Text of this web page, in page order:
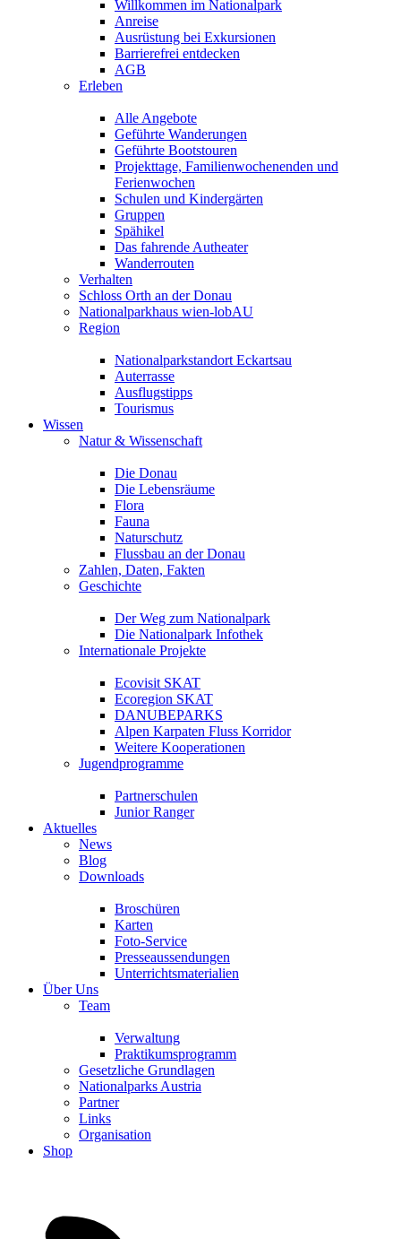
Willkommen im Nationalpark
Anreise
Ausrüstung bei Exkursionen
Barrierefrei entdecken
AGB
Erleben
Alle Angebote
Geführte Wanderungen
Geführte Bootstouren
Projekttage, Familienwochenenden und
Ferienwochen
Schulen und Kindergärten
Gruppen
Spähikel
Das fahrende Autheater
Wanderrouten
Verhalten
Schloss Orth an der Donau
Nationalparkhaus wien-lobAU
Region
Nationalparkstandort Eckartsau
Auterrasse
Ausflugstipps
Tourismus
Wissen
Natur & Wissenschaft
Die Donau
Die Lebensräume
Flora
Fauna
Naturschutz
Flussbau an der Donau
Zahlen, Daten, Fakten
Geschichte
Der Weg zum Nationalpark
Die Nationalpark Infothek
Internationale Projekte
Ecovisit SKAT
Ecoregion SKAT
DANUBEPARKS
Alpen Karpaten Fluss Korridor
Weitere Kooperationen
Jugendprogramme
Partnerschulen
Junior Ranger
Aktuelles
News
Blog
Downloads
Broschüren
Karten
Foto-Service
Presseaussendungen
Unterrichtsmaterialien
Über Uns
Team
Verwaltung
Praktikumsprogramm
Gesetzliche Grundlagen
Nationalparks Austria
Partner
Links
Organisation
Shop